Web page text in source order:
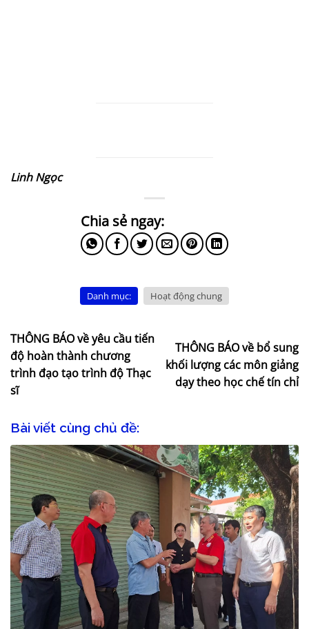
Linh Ngọc
Danh mục: Hoạt động chung
THÔNG BÁO về yêu cầu tiến
độ hoàn thành chương
trình đạo tạo trình độ Thạc
sĩ
THÔNG BÁO về bổ sung
khối lượng các môn giảng
dạy theo học chế tín chỉ
Bài viết cùng chủ đề: